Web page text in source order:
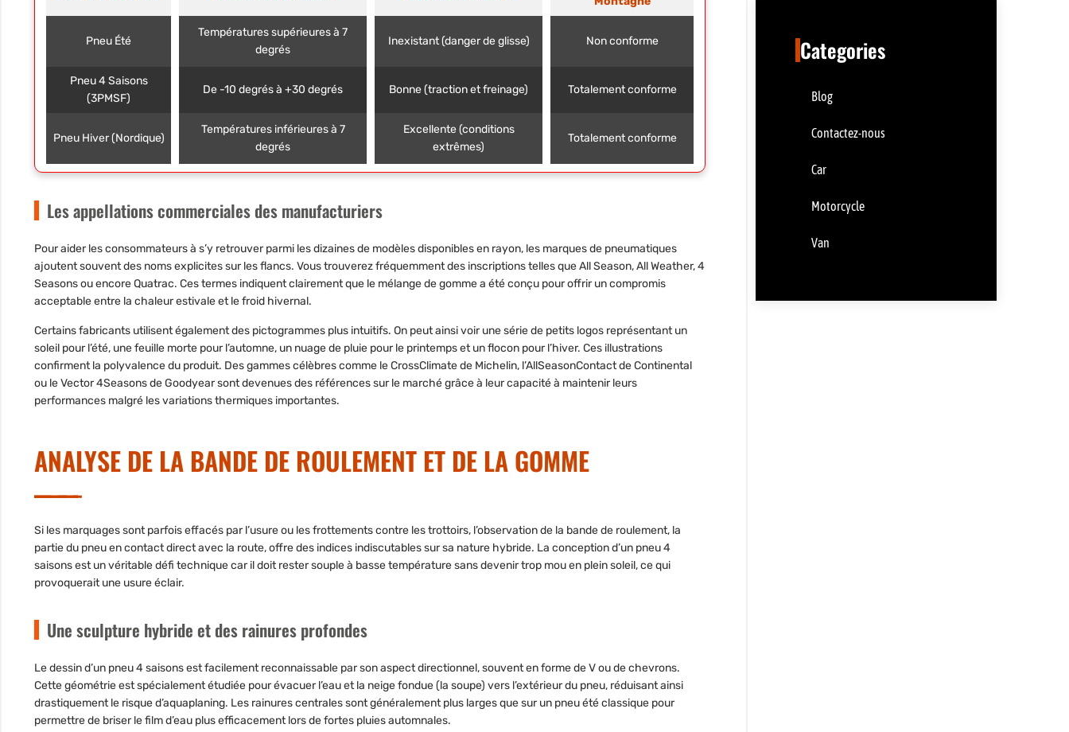
Pneu Été
Températures supérieures à 7
degrés
Inexistant (danger de glisse) Non conforme
Pneu 4 Saisons
(3PMSF)
De -10 degrés à +30 degrés Bonne (traction et freinage) Totalement conforme
Pneu Hiver (Nordique)
Températures inférieures à 7
degrés
Excellente (conditions
extrêmes)
Totalement conforme
Les appellations commerciales des manufacturiers
Pour aider les consommateurs à s’y retrouver parmi les dizaines de modèles disponibles en rayon, les marques de pneumatiques
ajoutent souvent des noms explicites sur les flancs. Vous trouverez fréquemment des inscriptions telles que All Season, All Weather, 4
Seasons ou encore Quatrac. Ces termes indiquent clairement que le mélange de gomme a été conçu pour offrir un compromis
acceptable entre la chaleur estivale et le froid hivernal.
Certains fabricants utilisent également des pictogrammes plus intuitifs. On peut ainsi voir une série de petits logos représentant un
soleil pour l’été, une feuille morte pour l’automne, un nuage de pluie pour le printemps et un flocon pour l’hiver. Ces illustrations
confirment la polyvalence du produit. Des gammes célèbres comme le CrossClimate de Michelin, l’AllSeasonContact de Continental
ou le Vector 4Seasons de Goodyear sont devenues des références sur le marché grâce à leur capacité à maintenir leurs
performances malgré les variations thermiques importantes.
ANALYSE DE LA BANDE DE ROULEMENT ET DE LA GOMME
Si les marquages sont parfois effacés par l’usure ou les frottements contre les trottoirs, l’observation de la bande de roulement, la
partie du pneu en contact direct avec la route, offre des indices indiscutables sur sa nature hybride. La conception d’un pneu 4
saisons est un véritable défi technique car il doit rester souple à basse température sans devenir trop mou en plein soleil, ce qui
provoquerait une usure éclair.
Une sculpture hybride et des rainures profondes
Le dessin d’un pneu 4 saisons est facilement reconnaissable par son aspect directionnel, souvent en forme de V ou de chevrons.
Cette géométrie est spécialement étudiée pour évacuer l’eau et la neige fondue (la soupe) vers l’extérieur du pneu, réduisant ainsi
drastiquement le risque d’aquaplaning. Les rainures centrales sont généralement plus larges que sur un pneu été classique pour
permettre de briser le film d’eau plus efficacement lors de fortes pluies automnales.
Categories
Blog
Contactez-nous
Car
Motorcycle
Van